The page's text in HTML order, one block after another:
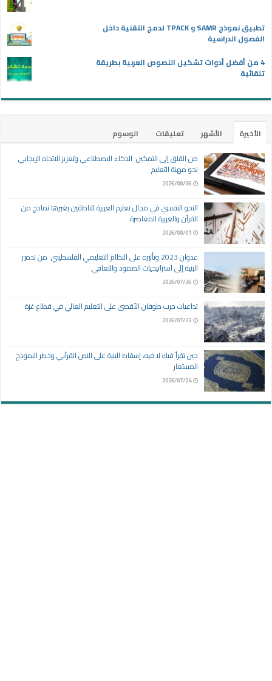
تطبيق نموذج SAMR و TPACK لدمج التقنية داخل
الفصول الدراسية
4 من أفضل أدوات تشكيل النصوص العربية بطريقة
تلقائية
الأخيرة الأشهر تعليقات
الوسوم
من القلق إلى التمكين: الذكاء الاصطناعي وتعزيز الاتجاه الإيجابي
نحو مهنة التعليم
2026/08/06
النحو النفسي في مجال تعليم العربية للناطقين بغيرها نماذج من
القرآن والعربية المعاصرة
2026/08/01
عدوان 2023 وتأثيره على النظام التعليمي الفلسطيني: من تدمير
البنية إلى استراتيجيات الصمود والتعافي
2026/07/26
تداعيات حرب طوفان الأقصى على التعليم العالي في قطاع غزة
2026/07/25
حين تقرأ فيك لا فيه، إسقاط البنية على النص القرآني وخطر النموذج
المستعار
2026/07/24